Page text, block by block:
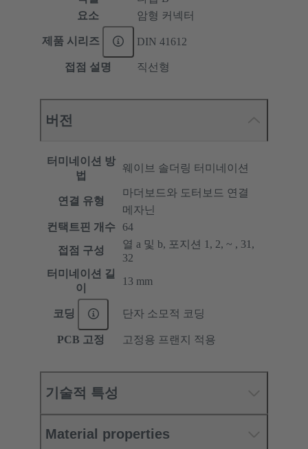
요소
암형 커넥터
제품 시리즈 DIN 41612
접점 설명 직선형
버전
터미네이션 방
법
웨이브 솔더링 터미네이션
연결 유형
마더보드와 도터보드 연결
메자닌
컨택트핀 개수
64
접점 구성
열 a 및 b, 포지션 1, 2, ~ , 31,
32
터미네이션 길
이
13 mm
코딩 단자 소모적 코딩
PCB 고정 고정용 프랜지 적용
기술적 특성
Material properties